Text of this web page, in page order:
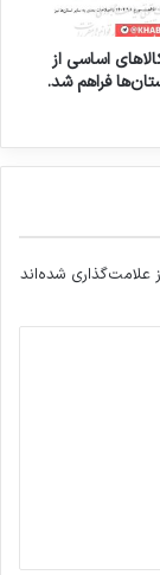
اساسی از
فراهم شد.
علامت‌گذاری شده‌اند